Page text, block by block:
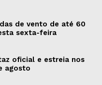
de vento de até 60
sexta-feira
oficial e estreia nos
agosto